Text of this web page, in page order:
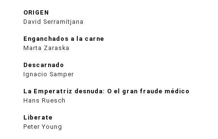
ORIGEN
David Serramitjana
Enganchados a la carne
Marta Zaraska
Descarnado
Ignacio Samper
La Emperatriz desnuda: O el gran fraude médico
Hans Ruesch
Liberate
Peter Young